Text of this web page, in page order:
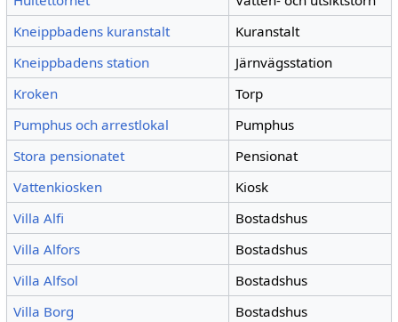
Kneippbadens kuranstalt
Kuranstalt
Kneippbadens station
Järnvägsstation
Kroken
Torp
Pumphus och arrestlokal
Pumphus
Stora pensionatet
Pensionat
Vattenkiosken
Kiosk
Villa Alfi
Bostadshus
Villa Alfors
Bostadshus
Villa Alfsol
Bostadshus
Villa Borg
Bostadshus